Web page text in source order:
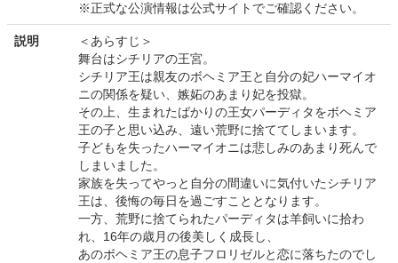
※正式な公演情報は公式サイトでご確認ください。
説明
＜あらすじ＞
舞台はシチリアの王宮。
シチリア王は親友のボヘミア王と自分の妃ハーマイオ
ニの関係を疑い、嫉妬のあまり妃を投獄。
その上、生まれたばかりの王女パーディタをボヘミア
王の子と思い込み、遠い荒野に捨ててしまいます。
子どもを失ったハーマイオニは悲しみのあまり死んで
しまいました。
家族を失ってやっと自分の間違いに気付いたシチリア
王は、後悔の毎日を過ごすこととなります。
一方、荒野に捨てられたパーディタは羊飼いに拾わ
れ、16年の歳月の後美しく成長し、
あのボヘミア王の息子フロリゼルと恋に落ちたのでし